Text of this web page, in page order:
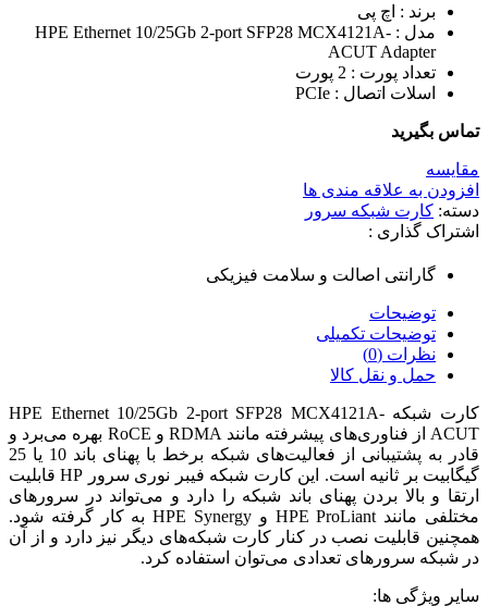
برند : اچ پی
مدل : HPE Ethernet 10/25Gb 2-port SFP28 MCX4121A-
ACUT Adapter
تعداد پورت : 2 پورت
اسلات اتصال : PCIe
تماس بگیرید
مقایسه
افزودن به علاقه مندی ها
دسته: کارت شبکه سرور
اشتراک گذاری :
گارانتی اصالت و سلامت فیزیکی
توضیحات
توضیحات تکمیلی
نظرات (0)
حمل و نقل کالا
کارت شبکه HPE Ethernet 10/25Gb 2-port SFP28 MCX4121A-
ACUT از فناوری‌های پیشرفته مانند RDMA و RoCE بهره می‌برد و
قادر به پشتیبانی از فعالیت‌های شبکه برخط با پهنای باند 10 یا 25
گیگابیت بر ثانیه است. این کارت شبکه فیبر نوری سرور HP قابلیت
ارتقا و بالا بردن پهنای باند شبکه را دارد و می‌تواند در سرورهای
مختلفی مانند HPE ProLiant و HPE Synergy به کار گرفته شود.
همچنین قابلیت نصب در کنار کارت شبکه‌های دیگر نیز دارد و از آن
در شبکه سرورهای تعدادی می‌توان استفاده کرد.
سایر ویژگی ها: